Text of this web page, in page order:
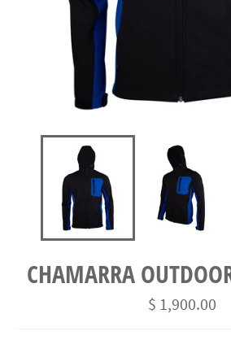
CHAMARRA
Precio
habitual
$ 1,900.00